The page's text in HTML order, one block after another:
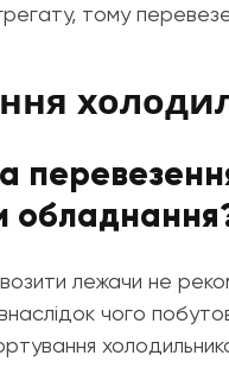
тому
лежачи не
чого